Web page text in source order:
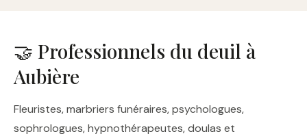
🤝 Professionnels du deuil à
Aubière
Fleuristes, marbriers funéraires, psychologues,
sophrologues, hypnothérapeutes, doulas et